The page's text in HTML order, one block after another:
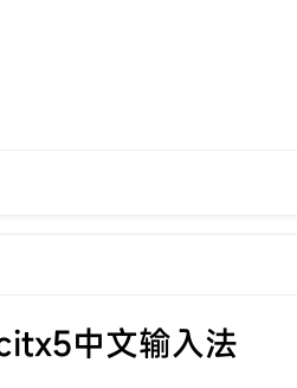
中文输入法